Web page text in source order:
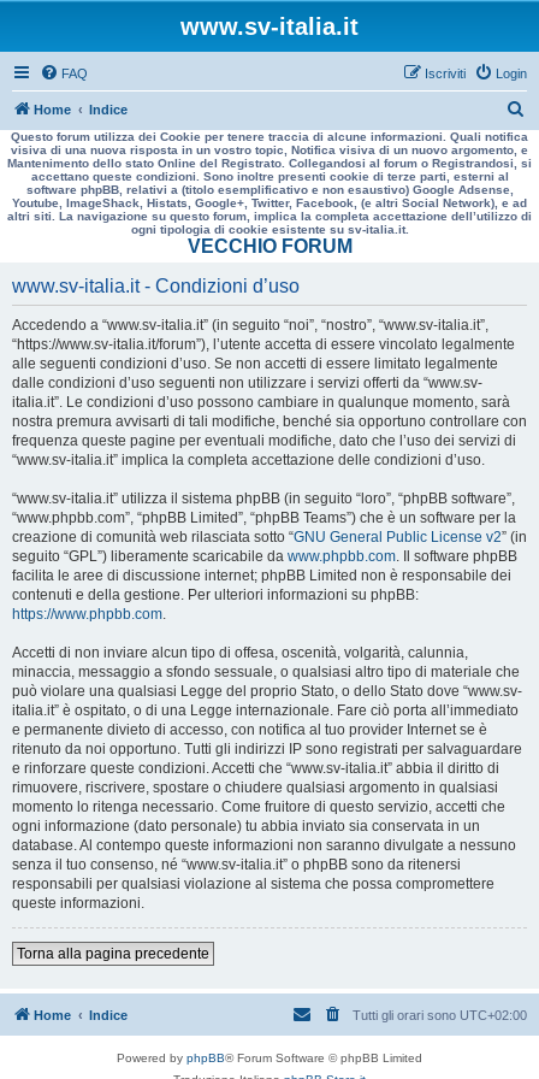
www.sv-italia.it
FAQ Login
Iscriviti
Home Indice
e
r
a
Questo forum utilizza dei Cookie per tenere traccia di alcune informazioni. Quali notifica
visiva di una nuova risposta in un vostro topic, Notifica visiva di un nuovo argomento, e
Mantenimento dello stato Online del Registrato. Collegandosi al forum o Registrandosi, si
accettano queste condizioni. Sono inoltre presenti cookie di terze parti, esterni al
software phpBB, relativi a (titolo esemplificativo e non esaustivo) Google Adsense,
Youtube, ImageShack, Histats, Google+, Twitter, Facebook, (e altri Social Network), e ad
altri siti. La navigazione su questo forum, implica la completa accettazione dell’utilizzo di
ogni tipologia di cookie esistente su sv-italia.it.
VECCHIO FORUM
www.sv-italia.it - Condizioni d’uso
Accedendo a “www.sv-italia.it” (in seguito “noi”, “nostro”, “www.sv-italia.it”,
“https://www.sv-italia.it/forum”), l’utente accetta di essere vincolato legalmente
alle seguenti condizioni d’uso. Se non accetti di essere limitato legalmente
dalle condizioni d’uso seguenti non utilizzare i servizi offerti da “www.sv-
italia.it”. Le condizioni d’uso possono cambiare in qualunque momento, sarà
nostra premura avvisarti di tali modifiche, benché sia opportuno controllare con
frequenza queste pagine per eventuali modifiche, dato che l’uso dei servizi di
“www.sv-italia.it” implica la completa accettazione delle condizioni d’uso.
“www.sv-italia.it” utilizza il sistema phpBB (in seguito “loro”, “phpBB software”,
“www.phpbb.com”, “phpBB Limited”, “phpBB Teams”) che è un software per la
creazione di comunità web rilasciata sotto “GNU General Public License v2” (in
seguito “GPL”) liberamente scaricabile da www.phpbb.com. Il software phpBB
facilita le aree di discussione internet; phpBB Limited non è responsabile dei
contenuti e della gestione. Per ulteriori informazioni su phpBB:
https://www.phpbb.com.
Accetti di non inviare alcun tipo di offesa, oscenità, volgarità, calunnia,
minaccia, messaggio a sfondo sessuale, o qualsiasi altro tipo di materiale che
può violare una qualsiasi Legge del proprio Stato, o dello Stato dove “www.sv-
italia.it” è ospitato, o di una Legge internazionale. Fare ciò porta all’immediato
e permanente divieto di accesso, con notifica al tuo provider Internet se è
ritenuto da noi opportuno. Tutti gli indirizzi IP sono registrati per salvaguardare
e rinforzare queste condizioni. Accetti che “www.sv-italia.it” abbia il diritto di
rimuovere, riscrivere, spostare o chiudere qualsiasi argomento in qualsiasi
momento lo ritenga necessario. Come fruitore di questo servizio, accetti che
ogni informazione (dato personale) tu abbia inviato sia conservata in un
database. Al contempo queste informazioni non saranno divulgate a nessuno
senza il tuo consenso, né “www.sv-italia.it” o phpBB sono da ritenersi
responsabili per qualsiasi violazione al sistema che possa compromettere
queste informazioni.
Torna alla pagina precedente
Home Indice Tutti gli orari sono UTC+02:00
Powered by phpBB® Forum Software © phpBB Limited